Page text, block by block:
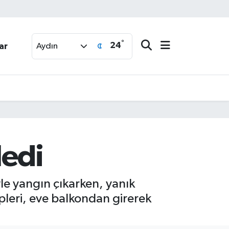
Aydın 24°
yangın çıkarken, yanık
eve balkondan girerek